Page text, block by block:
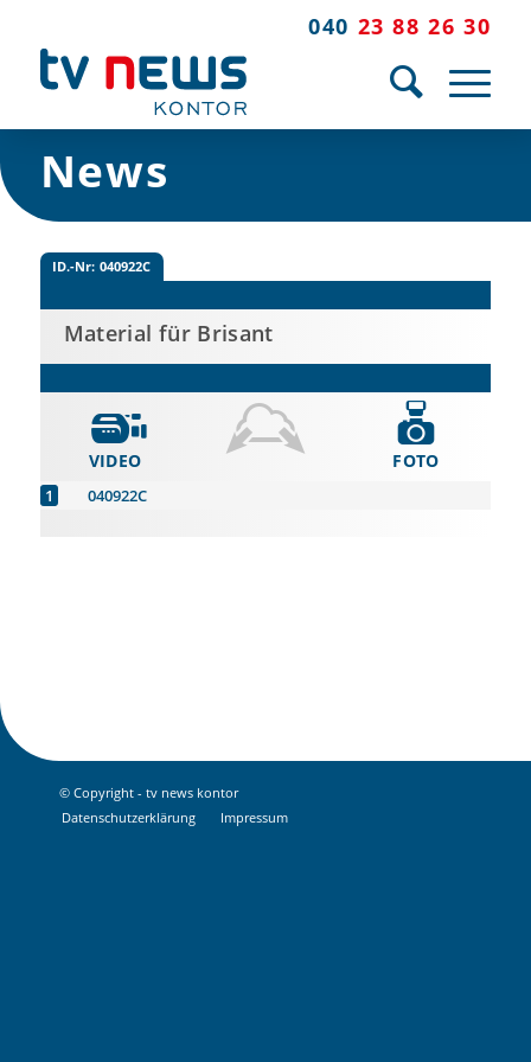
040 23 88 26 30
News
ID.-Nr: 040922C
Material für Brisant
VIDEO
040922C
FOTO
© Copyright - tv news kontor
Datenschutz­erklärung
Impressum